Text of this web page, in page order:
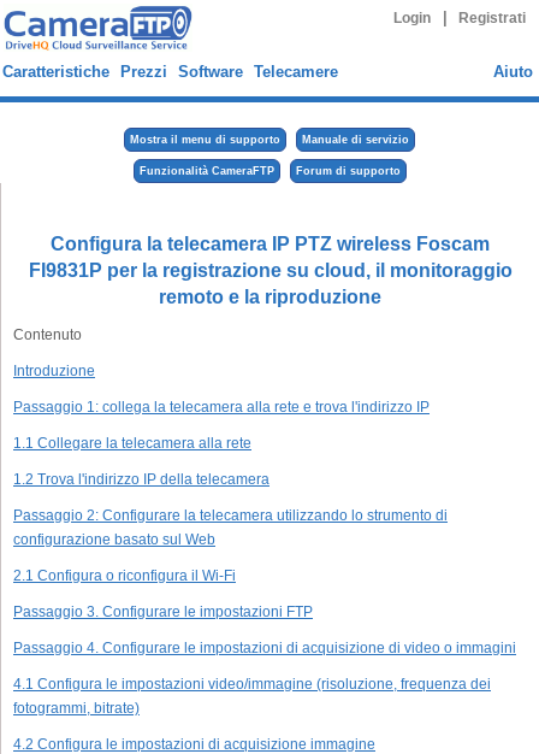
Login Registrati
Caratteristiche Prezzi Software Telecamere Aiuto
Mostra il menu di supporto Manuale di servizio
Funzionalità CameraFTP Forum di supporto
Configura la telecamera IP PTZ wireless Foscam
FI9831P per la registrazione su cloud, il monitoraggio
remoto e la riproduzione
Contenuto
Introduzione
Passaggio 1: collega la telecamera alla rete e trova l'indirizzo IP
1.1 Collegare la telecamera alla rete
1.2 Trova l'indirizzo IP della telecamera
Passaggio 2: Configurare la telecamera utilizzando lo strumento di
configurazione basato sul Web
2.1 Configura o riconfigura il Wi-Fi
Passaggio 3. Configurare le impostazioni FTP
Passaggio 4. Configurare le impostazioni di acquisizione di video o immagini
4.1 Configura le impostazioni video/immagine (risoluzione, frequenza dei
fotogrammi, bitrate)
4.2 Configura le impostazioni di acquisizione immagine